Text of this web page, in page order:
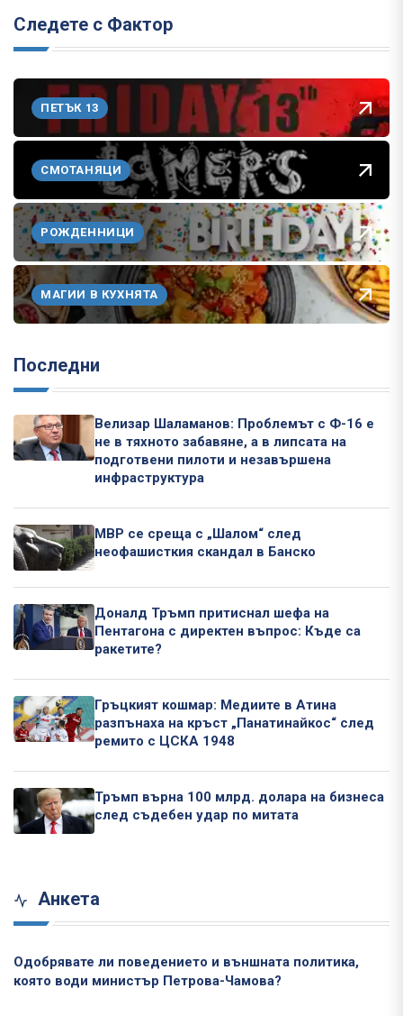
Следете с Фактор
ПЕТЪК 13
СМОТАНЯЦИ
РОЖДЕННИЦИ
МАГИИ В КУХНЯТА
Последни
Велизар Шаламанов: Проблемът с Ф-16 е
не в тяхното забавяне, а в липсата на
подготвени пилоти и незавършена
инфраструктура
МВР се среща с „Шалом“ след
неофашисткия скандал в Банско
Доналд Тръмп притиснал шефа на
Пентагона с директен въпрос: Къде са
ракетите?
Гръцкият кошмар: Медиите в Атина
разпънаха на кръст „Панатинайкос“ след
ремито с ЦСКА 1948
Тръмп върна 100 млрд. долара на бизнеса
след съдебен удар по митата
Анкета
Одобрявате ли поведението и външната политика,
която води министър Петрова-Чамова?